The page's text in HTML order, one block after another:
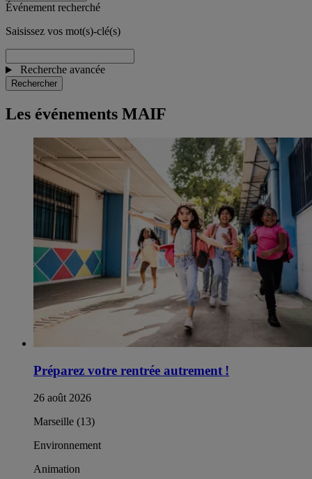
Événement recherché
Saisissez vos mot(s)-clé(s)
Recherche avancée
Rechercher
Les événements MAIF
Préparez votre rentrée autrement !​
26 août 2026
Marseille (13)
Environnement
Animation